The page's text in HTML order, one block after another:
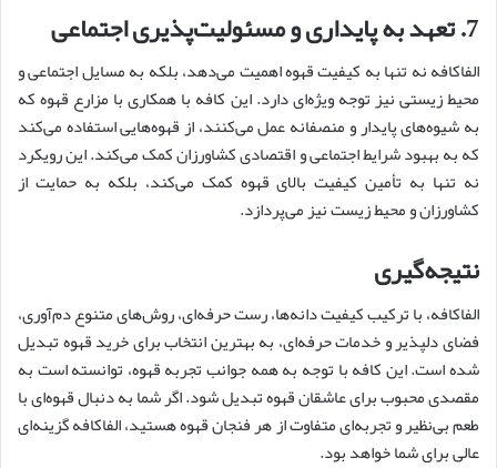
7. تعهد به پایداری و مسئولیتپذیری اجتماعی
الفاکافه نه تنها به کیفیت قهوه اهمیت می‌دهد، بلکه به مسایل اجتماعی و
محیط زیستی نیز توجه ویژه‌ای دارد. این کافه با همکاری با مزارع قهوه که
به شیوه‌های پایدار و منصفانه عمل می‌کنند، از قهوه‌هایی استفاده می‌کند
که به بهبود شرایط اجتماعی و اقتصادی کشاورزان کمک می‌کند. این رویکرد
نه تنها به تأمین کیفیت بالای قهوه کمک می‌کند، بلکه به حمایت از
کشاورزان و محیط زیست نیز می‌پردازد.
نتیجهگیری
الفاکافه، با ترکیب کیفیت دانه‌ها، رست حرفه‌ای، روش‌های متنوع دم‌آوری،
فضای دلپذیر و خدمات حرفه‌ای، به بهترین انتخاب برای خرید قهوه تبدیل
شده است. این کافه با توجه به همه جوانب تجربه قهوه، توانسته است به
مقصدی محبوب برای عاشقان قهوه تبدیل شود. اگر شما به دنبال قهوه‌ای با
طعم بی‌نظیر و تجربه‌ای متفاوت از هر فنجان قهوه هستید، الفاکافه گزینه‌ای
عالی برای شما خواهد بود.